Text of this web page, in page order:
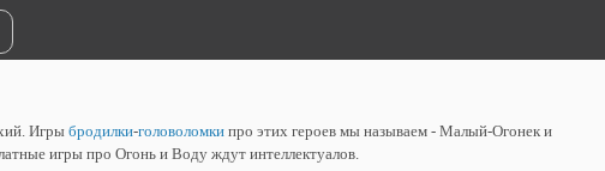
Игры бродилки-головоломки про этих героев мы называем - Малый-Огонек и
игры про Огонь и Воду ждут интеллектуалов.